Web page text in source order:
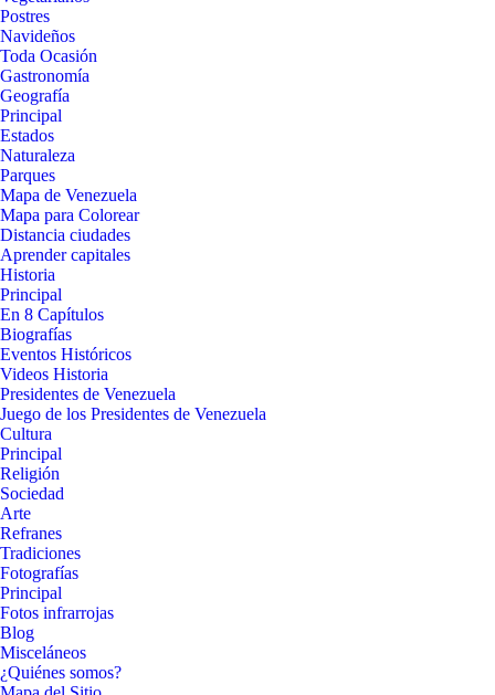
Postres
Navideños
Toda Ocasión
Gastronomía
Geografía
Principal
Estados
Naturaleza
Parques
Mapa de Venezuela
Mapa para Colorear
Distancia ciudades
Aprender capitales
Historia
Principal
En 8 Capítulos
Biografías
Eventos Históricos
Videos Historia
Presidentes de Venezuela
Juego de los Presidentes de Venezuela
Cultura
Principal
Religión
Sociedad
Arte
Refranes
Tradiciones
Fotografías
Principal
Fotos infrarrojas
Blog
Misceláneos
¿Quiénes somos?